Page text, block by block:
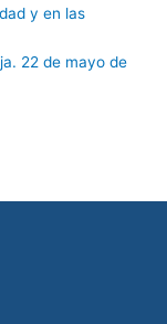
y en las
22 de mayo de